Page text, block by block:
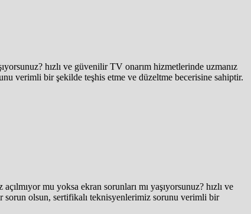
hızlı ve güvenilir TV onarım hizmetlerinde uzmanız
verimli bir şekilde teşhis etme ve düzeltme becerisine sahiptir.
mu yoksa ekran sorunları mı yaşıyorsunuz? hızlı ve
sorun olsun, sertifikalı teknisyenlerimiz sorunu verimli bir